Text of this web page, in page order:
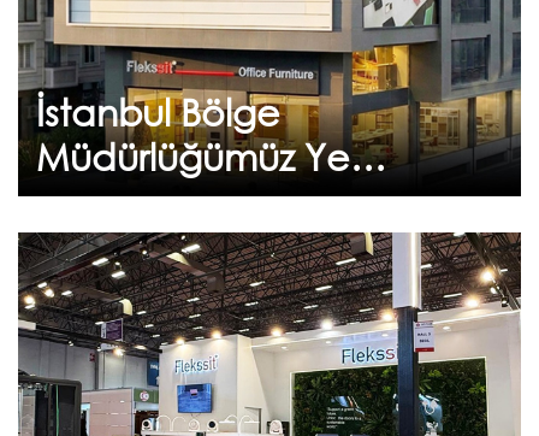
İstanbul Bölge
Müdürlüğümüz Yeni
Adresinde
Hizmetinizde
memnuniyeti ilkelerimizle, hizmet ağımızı daha
da güçlendirmek...
Devam et
Haziran 24, 2026
İstanbul Yapı Fuarı 2026
2026 İstanbul Yapı Fuarı ziyaretçilerimize
teşekkür ederiz.